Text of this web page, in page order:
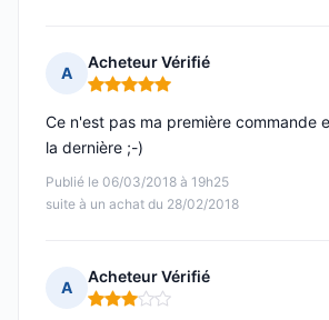
A
Acheteur Vérifié
Note : 5 sur 5
Publié le 06/03/2018 à 19h25
suite à un achat du 28/02/2018
Ce n'est pas ma première commande
la dernière ;-)
A
Acheteur Vérifié
Note : 3 sur 5